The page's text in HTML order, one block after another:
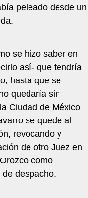
peleado desde un
se hizo saber en
así- que tendría
hasta que se
quedaría sin
Ciudad de México
se quede al
revocando y
de otro Juez en
como
despacho.